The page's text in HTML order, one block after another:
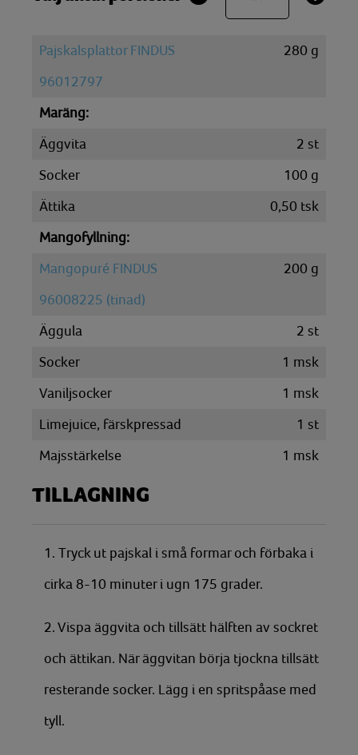
Pajskalsplattor FINDUS
96012797
280 g
Maräng:
Äggvita
2 st
Socker
100 g
Ättika
0,50 tsk
Mangofyllning:
Mangopuré FINDUS
96008225 (tinad)
200 g
Äggula 2 st
Socker
1 msk
Vaniljsocker
1 msk
Limejuice, färskpressad
1 st
Majsstärkelse
1 msk
TILLAGNING
1. Tryck ut pajskal i små formar och förbaka i
cirka 8-10 minuter i ugn 175 grader.
2. Vispa äggvita och tillsätt hälften av sockret
och ättikan. När äggvitan börja tjockna tillsätt
resterande socker. Lägg i en spritspåase med
tyll.